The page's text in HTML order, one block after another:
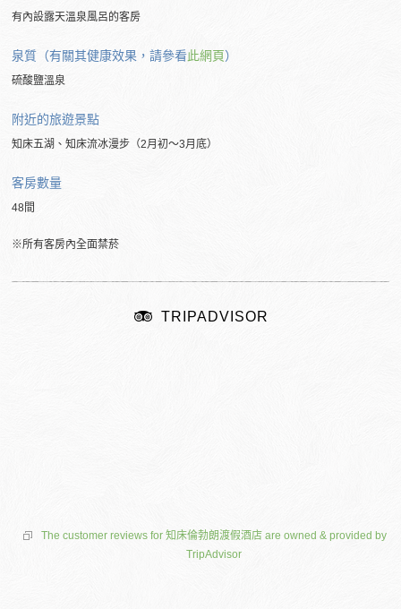
有內設露天溫泉風呂的客房
泉質（有關其健康效果，請參看此網頁）
硫酸鹽溫泉
附近的旅遊景點
知床五湖、知床流冰漫步（2月初～3月底）
客房數量
48間
※所有客房內全面禁菸
TRIPADVISOR
The customer reviews for 知床倫勃朗渡假酒店 are owned & provided by
TripAdvisor